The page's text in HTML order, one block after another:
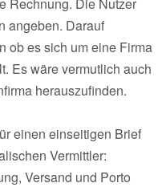
angeben. Darauf
ob es sich um eine Firma
Es wäre vermutlich auch
herauszufinden.
einen einseitigen Brief
Vermittler:
Versand und Porto